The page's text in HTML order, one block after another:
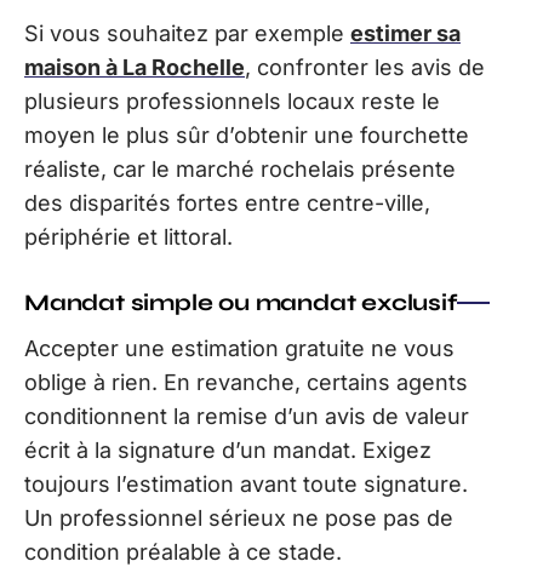
Si vous souhaitez par exemple estimer sa
maison à La Rochelle, confronter les avis de
plusieurs professionnels locaux reste le
moyen le plus sûr d’obtenir une fourchette
réaliste, car le marché rochelais présente
des disparités fortes entre centre-ville,
périphérie et littoral.
Mandat simple ou mandat exclusif
Accepter une estimation gratuite ne vous
oblige à rien. En revanche, certains agents
conditionnent la remise d’un avis de valeur
écrit à la signature d’un mandat. Exigez
toujours l’estimation avant toute signature.
Un professionnel sérieux ne pose pas de
condition préalable à ce stade.